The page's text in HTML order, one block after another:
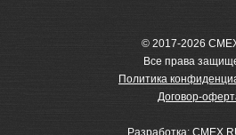
© 2017-2026
Все права
Политика
Договор-
Разработка: